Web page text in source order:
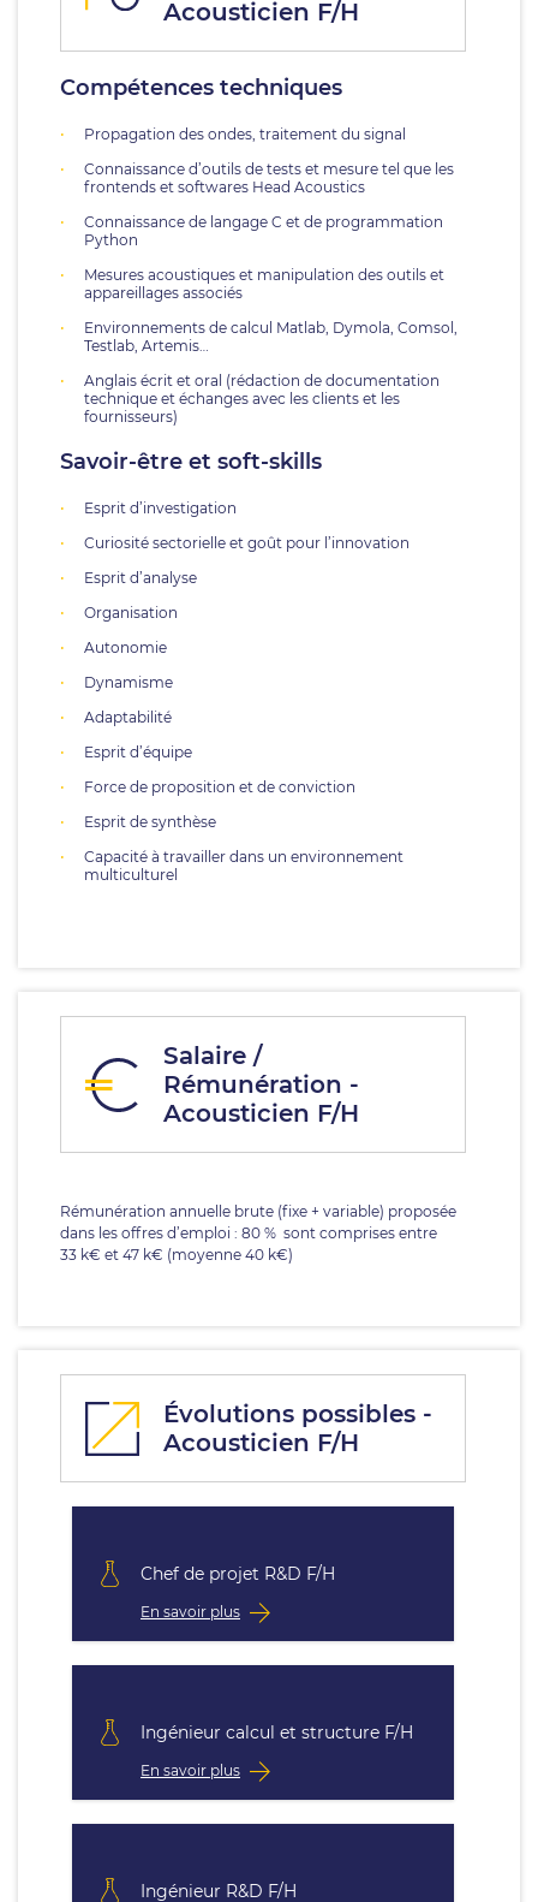
Acousticien F/H
Compétences techniques
Propagation des ondes, traitement du signal
Connaissance d’outils de tests et mesure tel que les
frontends et softwares Head Acoustics
Connaissance de langage C et de programmation
Python
Mesures acoustiques et manipulation des outils et
appareillages associés
Environnements de calcul Matlab, Dymola, Comsol,
Testlab, Artemis…
Anglais écrit et oral (rédaction de documentation
technique et échanges avec les clients et les
fournisseurs)
Savoir-être et soft-skills
Esprit d’investigation
Curiosité sectorielle et goût pour l’innovation
Esprit d’analyse
Organisation
Autonomie
Dynamisme
Adaptabilité
Esprit d’équipe
Force de proposition et de conviction
Esprit de synthèse
Capacité à travailler dans un environnement
multiculturel
Salaire /
Rémunération -
Acousticien F/H
Rémunération annuelle brute (fixe + variable) proposée
dans les offres d’emploi : 80 % sont comprises entre
33 k€ et 47 k€ (moyenne 40 k€)
Évolutions possibles -
Acousticien F/H
Chef de projet R&D F/H
En savoir plus
Ingénieur calcul et structure F/H
En savoir plus
Ingénieur R&D F/H